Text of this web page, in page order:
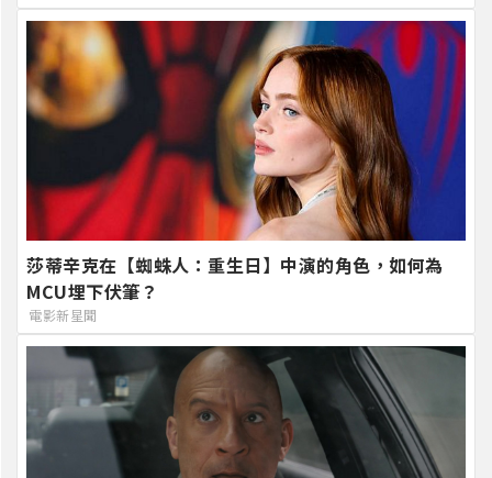
莎蒂辛克在【蜘蛛人：重生日】中演的角色，如何為
MCU埋下伏筆？
電影新星聞